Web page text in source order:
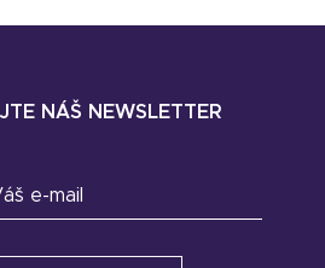
NÁŠ NEWSLETTER
e-mail